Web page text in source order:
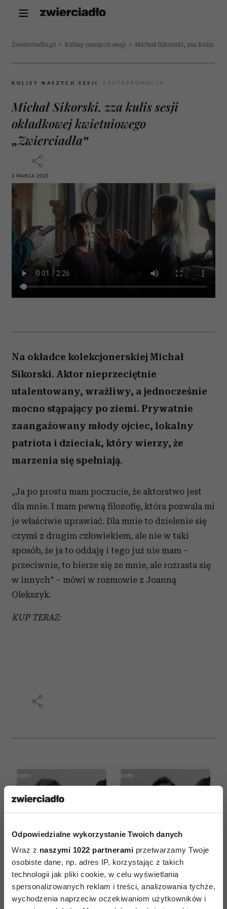
Odpowiedzialne wykorzystanie Twoich danych
Wraz z naszymi 1022 partnerami przetwarzamy Twoje
osobiste dane, np. adres IP, korzystając z takich
technologii jak pliki cookie, w celu wyświetlania
spersonalizowanych reklam i treści, analizowania tychże,
wychodzenia naprzeciw oczekiwaniom użytkowników i
Zwierciadlo.pl > Kulisy naszych sesji > Michał Sikorski, zza kulis
KULISY NASZYCH SESJI
Michał Sikorski, zza kulis sesji
okładkowej kwietniowego
„Zwierciadła”
3 MARCA 2025
Na okładce kolekcjonerskiej Michał
Sikorski. Aktor nieprzeciętnie
utalentowany, wrażliwy, a jednocześnie
mocno stąpający po ziemi. Prywatnie
zaangażowany młody ojciec, lokalny
patriota i dzieciak, który wierzy, że
marzenia się spełniają.
„Ja po prostu mam poczucie, że aktorstwo jest
dla mnie. I mam pewną filozofię, która pozwala mi
je właściwie uprawiać. Dla mnie to dzielenie się
czymś z drugim człowiekiem, ale nie w taki
sposób, że ja to oddaję i tego już nie mam –
przeciwnie, to bierze się ze mnie, ale rozrasta się
w innych” – mówi w rozmowie z Joanną
Olekszyk.
KUP TERAZ:
„Szef jak robi coś źle,
to przeprasza. Korony
nie traci”. Czemu Anna
Rulkiewicz nie lubi
„Moja najmłodsza
pacjentka miała 26
lat”. Sekrety
hollywoodzkiego